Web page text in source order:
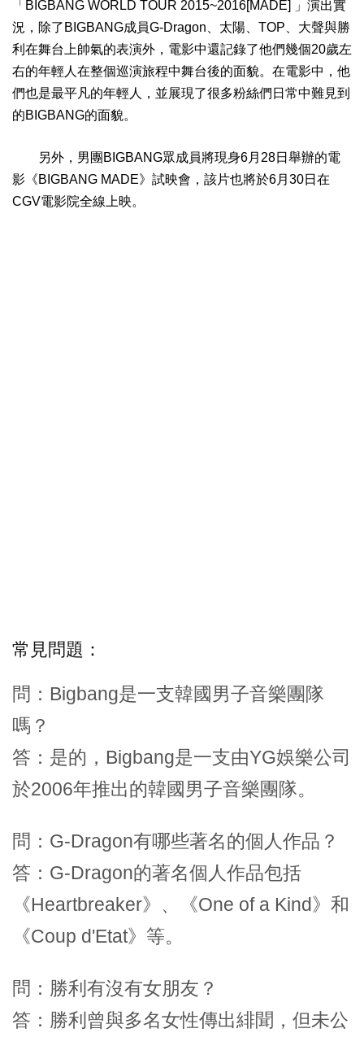
「BIGBANG WORLD TOUR 2015~2016[MADE] 」演出實
況，除了BIGBANG成員G-Dragon、太陽、TOP、大聲與勝
利在舞台上帥氣的表演外，電影中還記錄了他們幾個20歲左
右的年輕人在整個巡演旅程中舞台後的面貌。在電影中，他
們也是最平凡的年輕人，並展現了很多粉絲們日常中難見到
的BIGBANG的面貌。
另外，男團BIGBANG眾成員將現身6月28日舉辦的電
影《BIGBANG MADE》試映會，該片也將於6月30日在
CGV電影院全線上映。
常見問題：
問：Bigbang是一支韓國男子音樂團隊
嗎？
答：是的，Bigbang是一支由YG娛樂公司
於2006年推出的韓國男子音樂團隊。
問：G-Dragon有哪些著名的個人作品？
答：G-Dragon的著名個人作品包括
《Heartbreaker》、《One of a Kind》和
《Coup d'Etat》等。
問：勝利有沒有女朋友？
答：勝利曾與多名女性傳出緋聞，但未公